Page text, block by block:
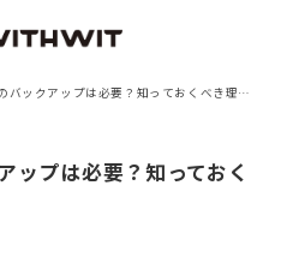
クアップは必要？知っておくべき理由と対策方法
プは必要？知っておく